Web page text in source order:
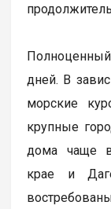
дней. В
морские
крупные
дома чаще
крае и